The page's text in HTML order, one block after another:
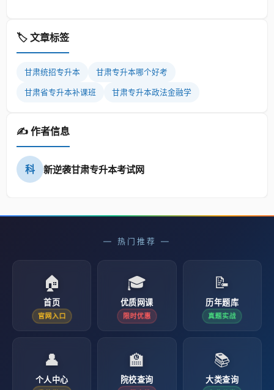
🏷️ 文章标签
甘肃统招专升本 甘肃专升本哪个好考
甘肃省专升本补课班 甘肃专升本政法金融学
✍️ 作者信息
科 新逆袭甘肃专升本考试网
— 热门推荐 —
🏠
首页
官网入口
🎓
优质网课
限时优惠
📝
历年题库
真题实战
👤
个人中心
🏫
院校查询
📚
大类查询